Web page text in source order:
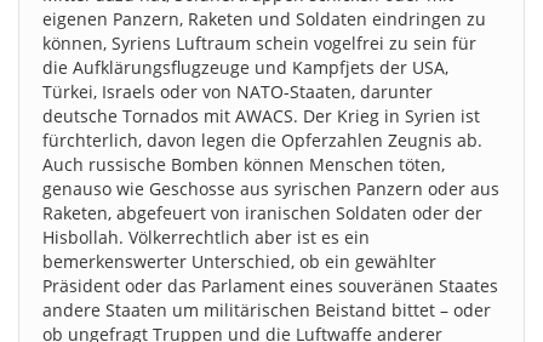
eigenen Panzern, Raketen und Soldaten eindringen zu
können, Syriens Luftraum schein vogelfrei zu sein für
die Aufklärungsflugzeuge und Kampfjets der USA,
Türkei, Israels oder von NATO-Staaten, darunter
deutsche Tornados mit AWACS. Der Krieg in Syrien ist
fürchterlich, davon legen die Opferzahlen Zeugnis ab.
Auch russische Bomben können Menschen töten,
genauso wie Geschosse aus syrischen Panzern oder aus
Raketen, abgefeuert von iranischen Soldaten oder der
Hisbollah. Völkerrechtlich aber ist es ein
bemerkenswerter Unterschied, ob ein gewählter
Präsident oder das Parlament eines souveränen Staates
andere Staaten um militärischen Beistand bittet – oder
ob ungefragt Truppen und die Luftwaffe anderer